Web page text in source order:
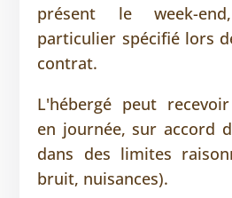
présent le week-
particulier spécifié lors
contrat.
L'hébergé peut
en journée, sur accord
dans des limites
bruit, nuisances).